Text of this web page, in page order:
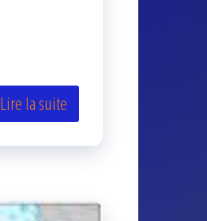
Lire la suite